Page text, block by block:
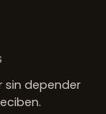
sin depender